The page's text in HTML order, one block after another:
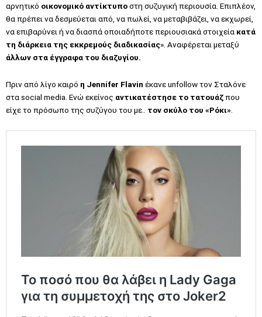
αρνητικό οικονομικό αντίκτυποστη συζυγική περιουσία. Επιπλέον,
θα πρέπει να δεσμεύεται από, να πωλεί, να μεταβιβάζει, να εκχωρεί,
να επιβαρύνει ή να διασπά οποιαδήποτε περιουσιακά στοιχεία κατά
τη διάρκεια της εκκρεμούς διαδικασίας». Αναφέρεται μεταξύ
άλλων στα έγγραφα του διαζυγίου.
Πριν από λίγο καιρό η Jennifer Flavin έκανε unfollow τoν Σταλόνε
στα social media. Ενώ εκείνος αντικατέστησε το τατουάζπου
είχε το πρόσωπο της συζύγου του με.. τον σκύλο του «Ρόκι»